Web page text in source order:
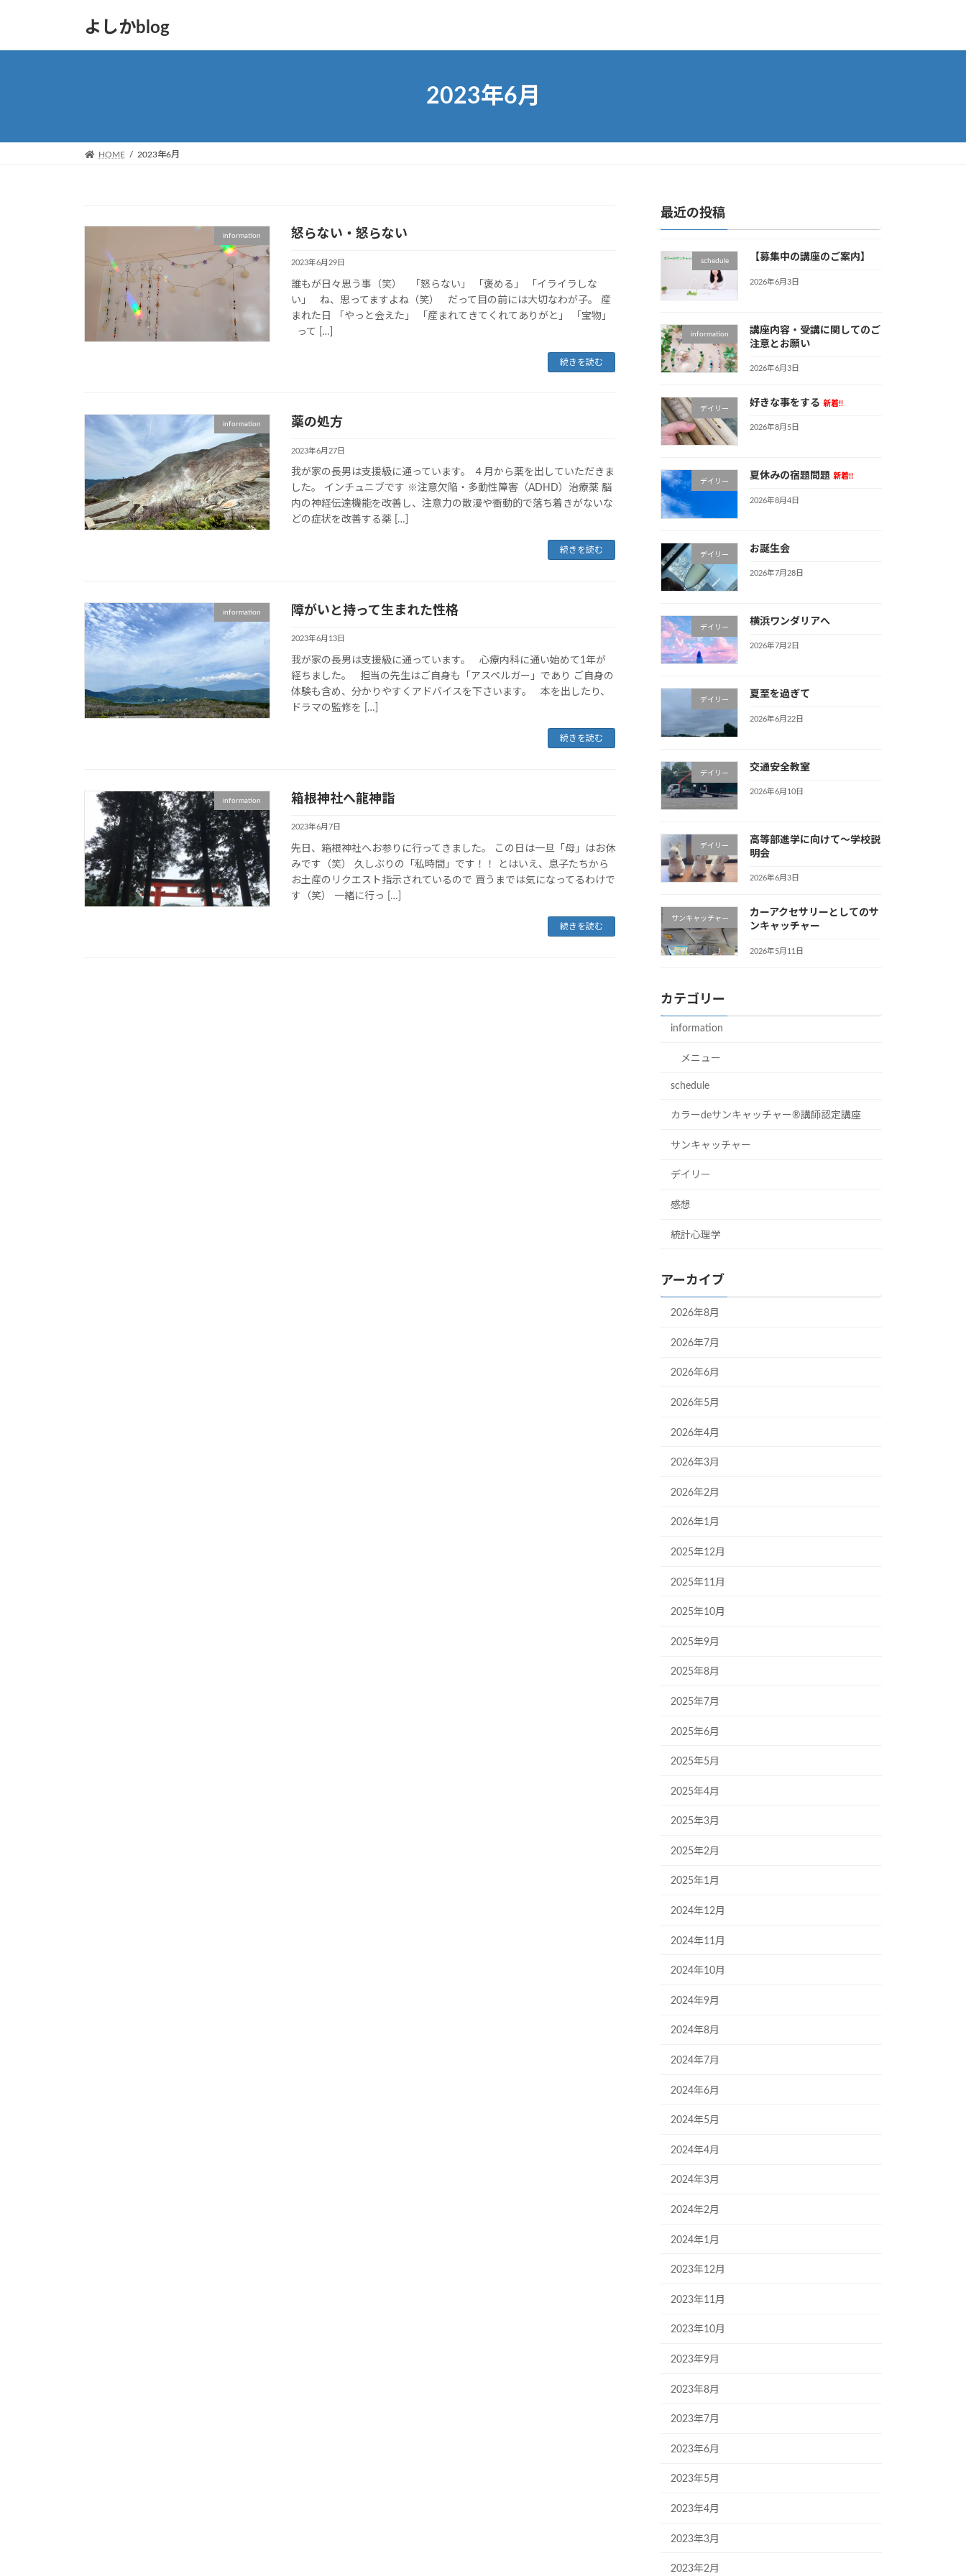
よしかblog
2023年6月
HOME 2023年6月
information 怒らない・怒らない
2023年6月29日
誰もが日々思う事（笑） 「怒らない」 「褒める」 「イライラしな
い」 ね、思ってますよね（笑） だって目の前には大切なわが子。 産
まれた日 「やっと会えた」 「産まれてきてくれてありがと」 「宝物」
って […]
続きを読む
information 薬の処方
2023年6月27日
我が家の長男は支援級に通っています。 ４月から薬を出していただきま
した。 インチュニブです ※注意欠陥・多動性障害（ADHD）治療薬 脳
内の神経伝達機能を改善し、注意力の散漫や衝動的で落ち着きがないな
どの症状を改善する薬 […]
続きを読む
information 障がいと持って生まれた性格
2023年6月13日
我が家の長男は支援級に通っています。 心療内科に通い始めて1年が
経ちました。 担当の先生はご自身も「アスペルガー」であり ご自身の
体験も含め、分かりやすくアドバイスを下さいます。 本を出したり、
ドラマの監修を […]
続きを読む
information 箱根神社へ龍神詣
2023年6月7日
先日、箱根神社へお参りに行ってきました。 この日は一旦「母」はお休
みです（笑） 久しぶりの「私時間」です！！ とはいえ、息子たちから
お土産のリクエスト指示されているので 買うまでは気になってるわけで
す（笑） 一緒に行っ […]
続きを読む
最近の投稿
schedule 【募集中の講座のご案内】
2026年6月3日
information
講座内容・受講に関してのご
注意とお願い
2026年6月3日
デイリー
好きな事をする 新着!!
2026年8月5日
デイリー
夏休みの宿題問題 新着!!
2026年8月4日
デイリー
お誕生会
2026年7月28日
デイリー
横浜ワンダリアへ
2026年7月2日
デイリー
夏至を過ぎて
2026年6月22日
デイリー
交通安全教室
2026年6月10日
デイリー
高等部進学に向けて〜学校説
明会
2026年6月3日
サンキャッチャー
カーアクセサリーとしてのサ
ンキャッチャー
2026年5月11日
カテゴリー
information
メニュー
schedule
カラーdeサンキャッチャー®︎講師認定講座
サンキャッチャー
デイリー
感想
統計心理学
アーカイブ
2026年8月
2026年7月
2026年6月
2026年5月
2026年4月
2026年3月
2026年2月
2026年1月
2025年12月
2025年11月
2025年10月
2025年9月
2025年8月
2025年7月
2025年6月
2025年5月
2025年4月
2025年3月
2025年2月
2025年1月
2024年12月
2024年11月
2024年10月
2024年9月
2024年8月
2024年7月
2024年6月
2024年5月
2024年4月
2024年3月
2024年2月
2024年1月
2023年12月
2023年11月
2023年10月
2023年9月
2023年8月
2023年7月
2023年6月
2023年5月
2023年4月
2023年3月
2023年2月